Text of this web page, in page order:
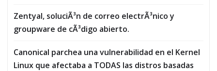
Zentyal, soluciÃ³n de correo electrÃ³nico y
groupware de cÃ³digo abierto.
Canonical parchea una vulnerabilidad en el Kernel
Linux que afectaba a TODAS las distros basadas